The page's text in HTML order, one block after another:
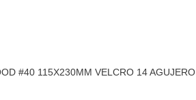
#40 115X230MM VELCRO 14 AGUJERO